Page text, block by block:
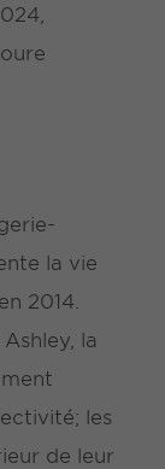
la vie
2014.
la
les
de leur